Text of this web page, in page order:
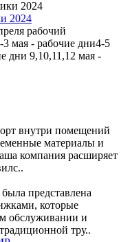
2024
рабочий
мая - рабочие дни4-5
дни 9,10,11,12 мая -
внутри помещений
материалы и
компания расширяет
представлена
которые
обслуживании и
тру..